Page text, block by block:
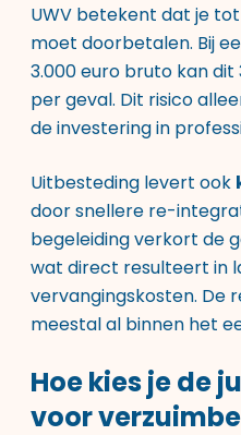
UWV betekent dat je
moet doorbetalen. Bij
3.000 euro bruto kan
per geval. Dit risico
de investering in
Uitbesteding levert ook
door snellere re-
begeleiding verkort de
wat direct resulteert in
vervangingskosten. De
meestal al binnen het
Hoe kies je de
voor